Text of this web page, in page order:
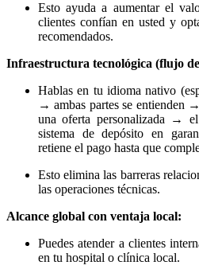
Esto ayuda a aumentar el
clientes confían en usted y
recomendados.
Infraestructura tecnológica (flujo
Hablas en tu idioma nativo
→ ambas partes se entienden
una oferta personalizada →
sistema de depósito en
retiene el pago hasta que
Esto elimina las barreras
las operaciones técnicas.
Alcance global con ventaja local:
Puedes atender a clientes
en tu hospital o clínica local.